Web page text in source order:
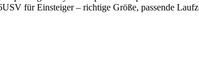
USV für Einsteiger – richtige Größe, passende